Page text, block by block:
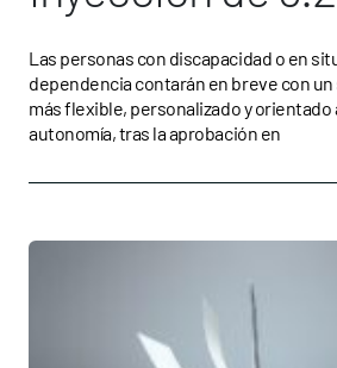
millones de
dependencia
Las personas con discapacidad o en
dependencia contarán en breve con
más flexible, personalizado y orientado
autonomía, tras la aprobación en